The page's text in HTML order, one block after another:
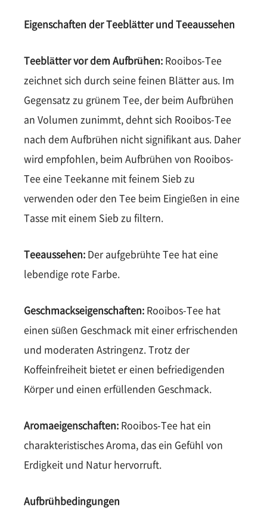
Eigenschaften der Teeblätter und Teeaussehen
Teeblätter vor dem Aufbrühen: Rooibos-Tee
zeichnet sich durch seine feinen Blätter aus. Im
Gegensatz zu grünem Tee, der beim Aufbrühen
an Volumen zunimmt, dehnt sich Rooibos-Tee
nach dem Aufbrühen nicht signifikant aus. Daher
wird empfohlen, beim Aufbrühen von Rooibos-
Tee eine Teekanne mit feinem Sieb zu
verwenden oder den Tee beim Eingießen in eine
Tasse mit einem Sieb zu filtern.
Teeaussehen: Der aufgebrühte Tee hat eine
lebendige rote Farbe.
Geschmackseigenschaften: Rooibos-Tee hat
einen süßen Geschmack mit einer erfrischenden
und moderaten Astringenz. Trotz der
Koffeinfreiheit bietet er einen befriedigenden
Körper und einen erfüllenden Geschmack.
Aromaeigenschaften: Rooibos-Tee hat ein
charakteristisches Aroma, das ein Gefühl von
Erdigkeit und Natur hervorruft.
Aufbrühbedingungen